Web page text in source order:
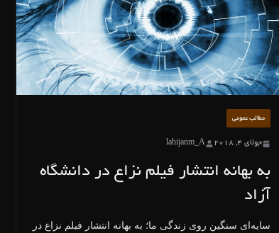
مطالب عمومی
جولای 4, 2018 lahijanm_A
به بهانه انتشار فیلم نزاع در دانشگاه
آزاد
سایه‌ای سنگین روی زندگی ما؛ به بهانه انتشار فیلم نزاع در